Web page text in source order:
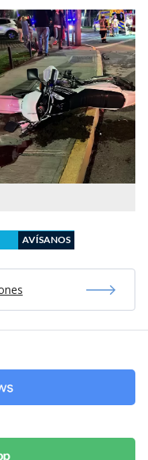
AVÍSANOS